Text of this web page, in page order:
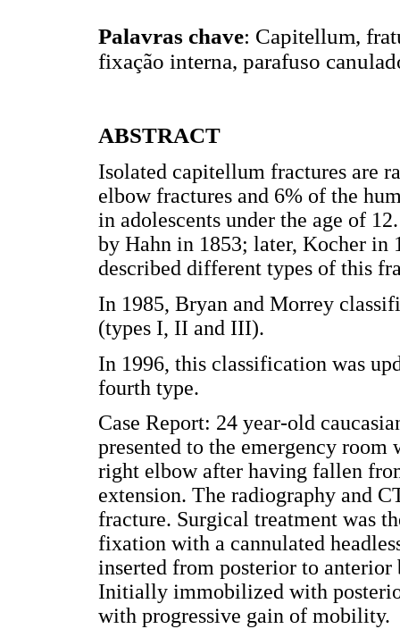
Palavras chave: Capitellum,
fixação interna, parafuso
ABSTRACT
Isolated capitellum fractures are
elbow fractures and 6% of the
in adolescents under the age of
by Hahn in 1853; later, Kocher in
described different types of this
In 1985, Bryan and Morrey
(types I, II and III).
In 1996, this classification was
fourth type.
Case Report: 24 year-old
presented to the emergency
right elbow after having fallen
extension. The radiography and
fracture. Surgical treatment was
fixation with a cannulated
inserted from posterior to
Initially immobilized with
with progressive gain of mobility.